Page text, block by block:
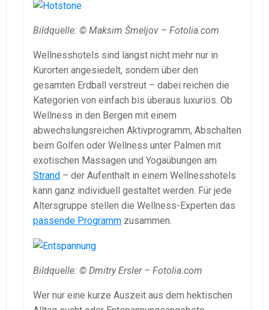
Bildquelle: © Maksim Šmeljov – Fotolia.com
Wellnesshotels sind längst nicht mehr nur in
Kurorten angesiedelt, sondern über den
gesamten Erdball verstreut – dabei reichen die
Kategorien von einfach bis überaus luxuriös. Ob
Wellness in den Bergen mit einem
abwechslungsreichen Aktivprogramm, Abschalten
beim Golfen oder Wellness unter Palmen mit
exotischen Massagen und Yogaübungen am
Strand – der Aufenthalt in einem Wellnesshotels
kann ganz individuell gestaltet werden. Für jede
Altersgruppe stellen die Wellness-Experten das
passende Programm zusammen.
Bildquelle: © Dmitry Ersler – Fotolia.com
Wer nur eine kurze Auszeit aus dem hektischen